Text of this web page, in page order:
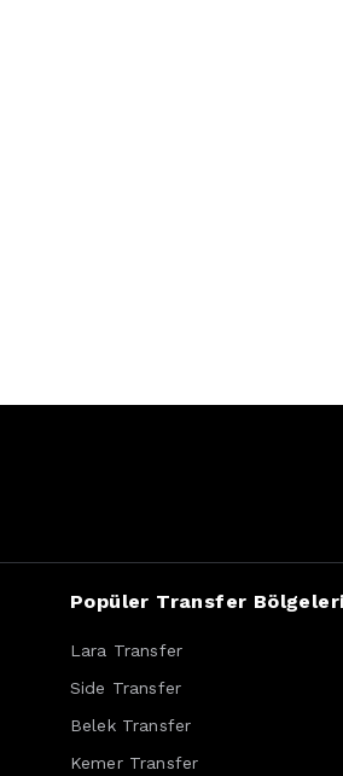
Popüler Transfer Bölgeleri
Lara Transfer
Side Transfer
Belek Transfer
Kemer Transfer